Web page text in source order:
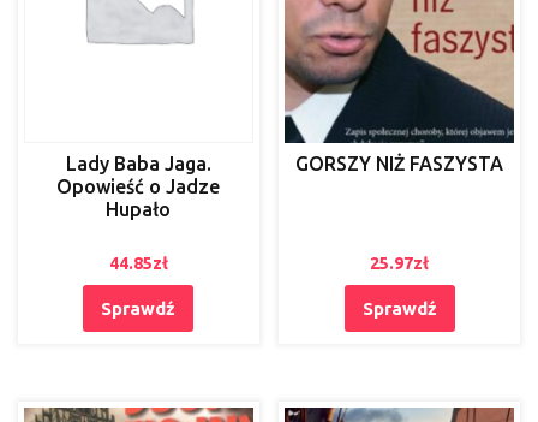
Lady Baba Jaga.
Opowieść o Jadze
Hupało
44.85zł
Sprawdź
GORSZY NIŻ FASZYSTA
25.97zł
Sprawdź